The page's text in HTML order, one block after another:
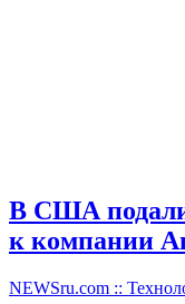
В США
к компании
NEWSru.com ::